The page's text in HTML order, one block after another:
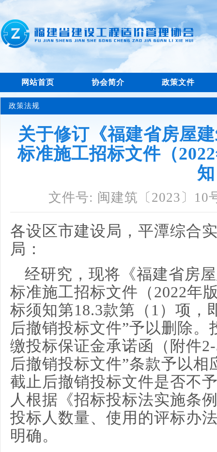
网站首页 协会简介 政策文件
政策法规
关于修订《福建省房屋
标准施工招标文件（
知
文件号: 闽建筑〔2023〕10
各设区市建设局，平潭综合
局：
经研究，现将《福建省房
标准施工招标文件（2022年
标须知第18.3款第（1）项，
后撤销投标文件”予以删除
缴投标保证金承诺函（附件
后撤销投标文件”条款予以
截止后撤销投标文件是否不
人根据《招标投标法实施条
投标人数量、使用的评标办
明确。